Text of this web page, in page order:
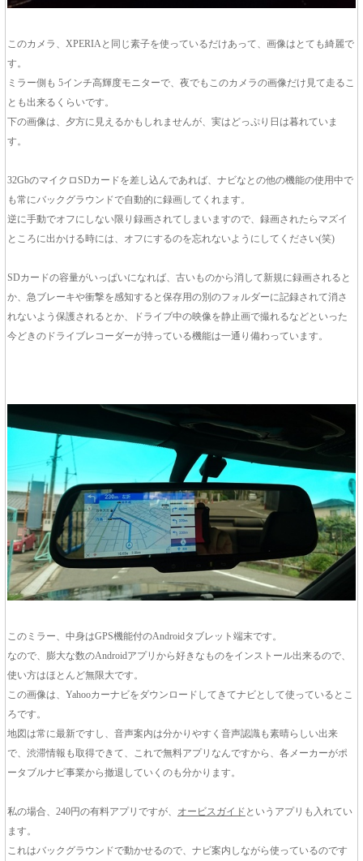
このカメラ、XPERIAと同じ素子を使っているだけあって、画像はとても綺麗で
す。
ミラー側も 5インチ高輝度モニターで、夜でもこのカメラの画像だけ見て走るこ
とも出来るくらいです。
下の画像は、夕方に見えるかもしれませんが、実はどっぷり日は暮れていま
す。
32GbのマイクロSDカードを差し込んであれば、ナビなとの他の機能の使用中で
も常にバックグラウンドで自動的に録画してくれます。
逆に手動でオフにしない限り録画されてしまいますので、録画されたらマズイ
ところに出かける時には、オフにするのを忘れないようにしてください(笑)
SDカードの容量がいっぱいになれば、古いものから消して新規に録画されると
か、急ブレーキや衝撃を感知すると保存用の別のフォルダーに記録されて消さ
れないよう保護されるとか、ドライブ中の映像を静止画で撮れるなどといった
今どきのドライブレコーダーが持っている機能は一通り備わっています。
このミラー、中身はGPS機能付のAndroidタブレット端末です。
なので、膨大な数のAndroidアプリから好きなものをインストール出来るので、
使い方はほとんど無限大です。
この画像は、Yahooカーナビをダウンロードしてきてナビとして使っているとこ
ろです。
地図は常に最新ですし、音声案内は分かりやすく音声認識も素晴らしい出来
で、渋滞情報も取得できて、これで無料アプリなんですから、各メーカーがポ
ータブルナビ事業から撤退していくのも分かります。
私の場合、240円の有料アプリですが、 オービスガイド というアプリも入れてい
ます。
これはバックグラウンドで動かせるので、ナビ案内しながら使っているのです